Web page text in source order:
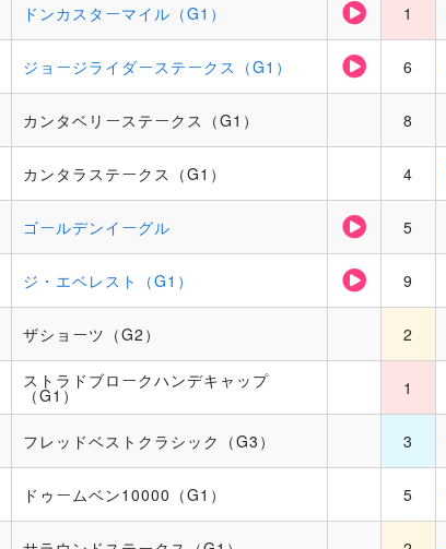
ドンカスターマイル（G1） 1
ジョージライダーステークス（G1） 6
カンタベリーステークス（G1） 8
カンタラステークス（G1） 4
ゴールデンイーグル 5
ジ・エベレスト（G1） 9
ザショーツ（G2） 2
ストラドブロークハンデキャップ
（G1） 1
フレッドベストクラシック（G3） 3
ドゥームベン10000（G1） 5